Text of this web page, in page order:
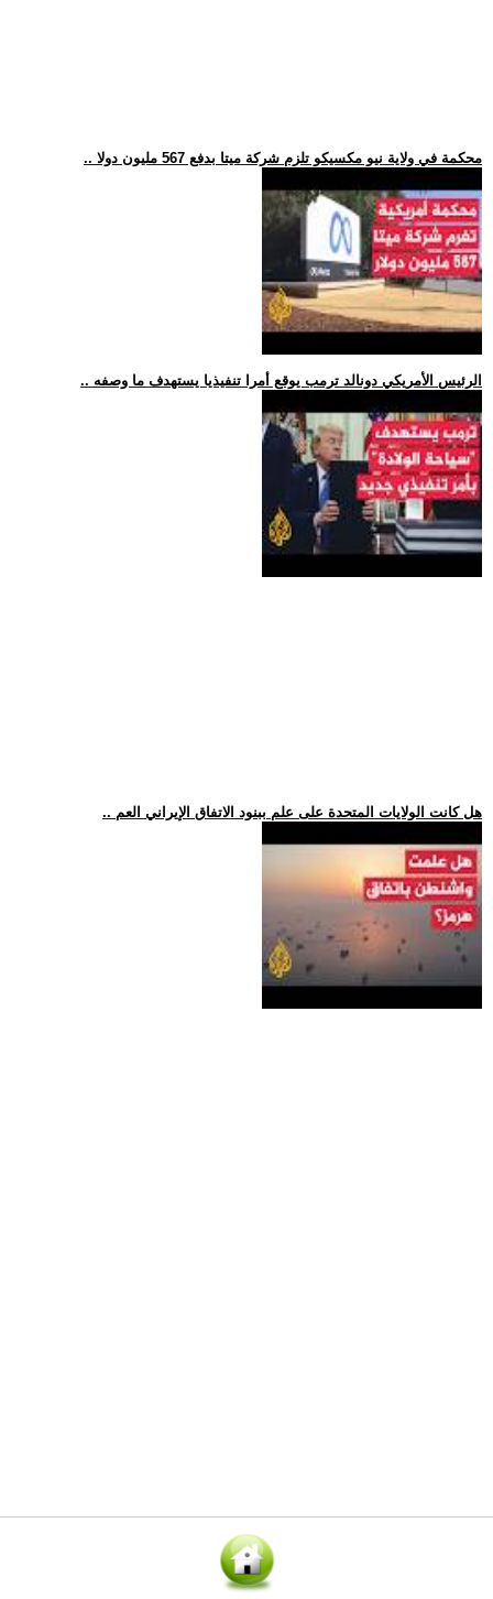
.. محكمة في ولاية نيو مكسيكو تلزم شركة ميتا بدفع 567 مليون دولا
.. الرئيس الأمريكي دونالد ترمب يوقع أمرا تنفيذيا يستهدف ما وصفه
.. هل كانت الولايات المتحدة على علم ببنود الاتفاق الإيراني العم